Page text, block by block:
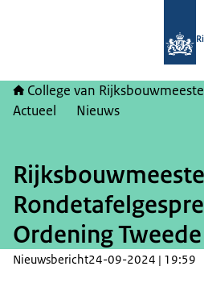
College van
Actueel
Nieuws
Ordening
Nieuwsbericht24-09-2024 | 19:59